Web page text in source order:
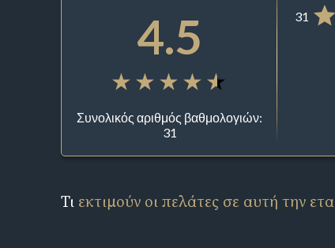
4.5
Συνολικός αριθμός βαθμολογιών:
31
31
Τι εκτιμούν οι πελάτες σε αυτή την